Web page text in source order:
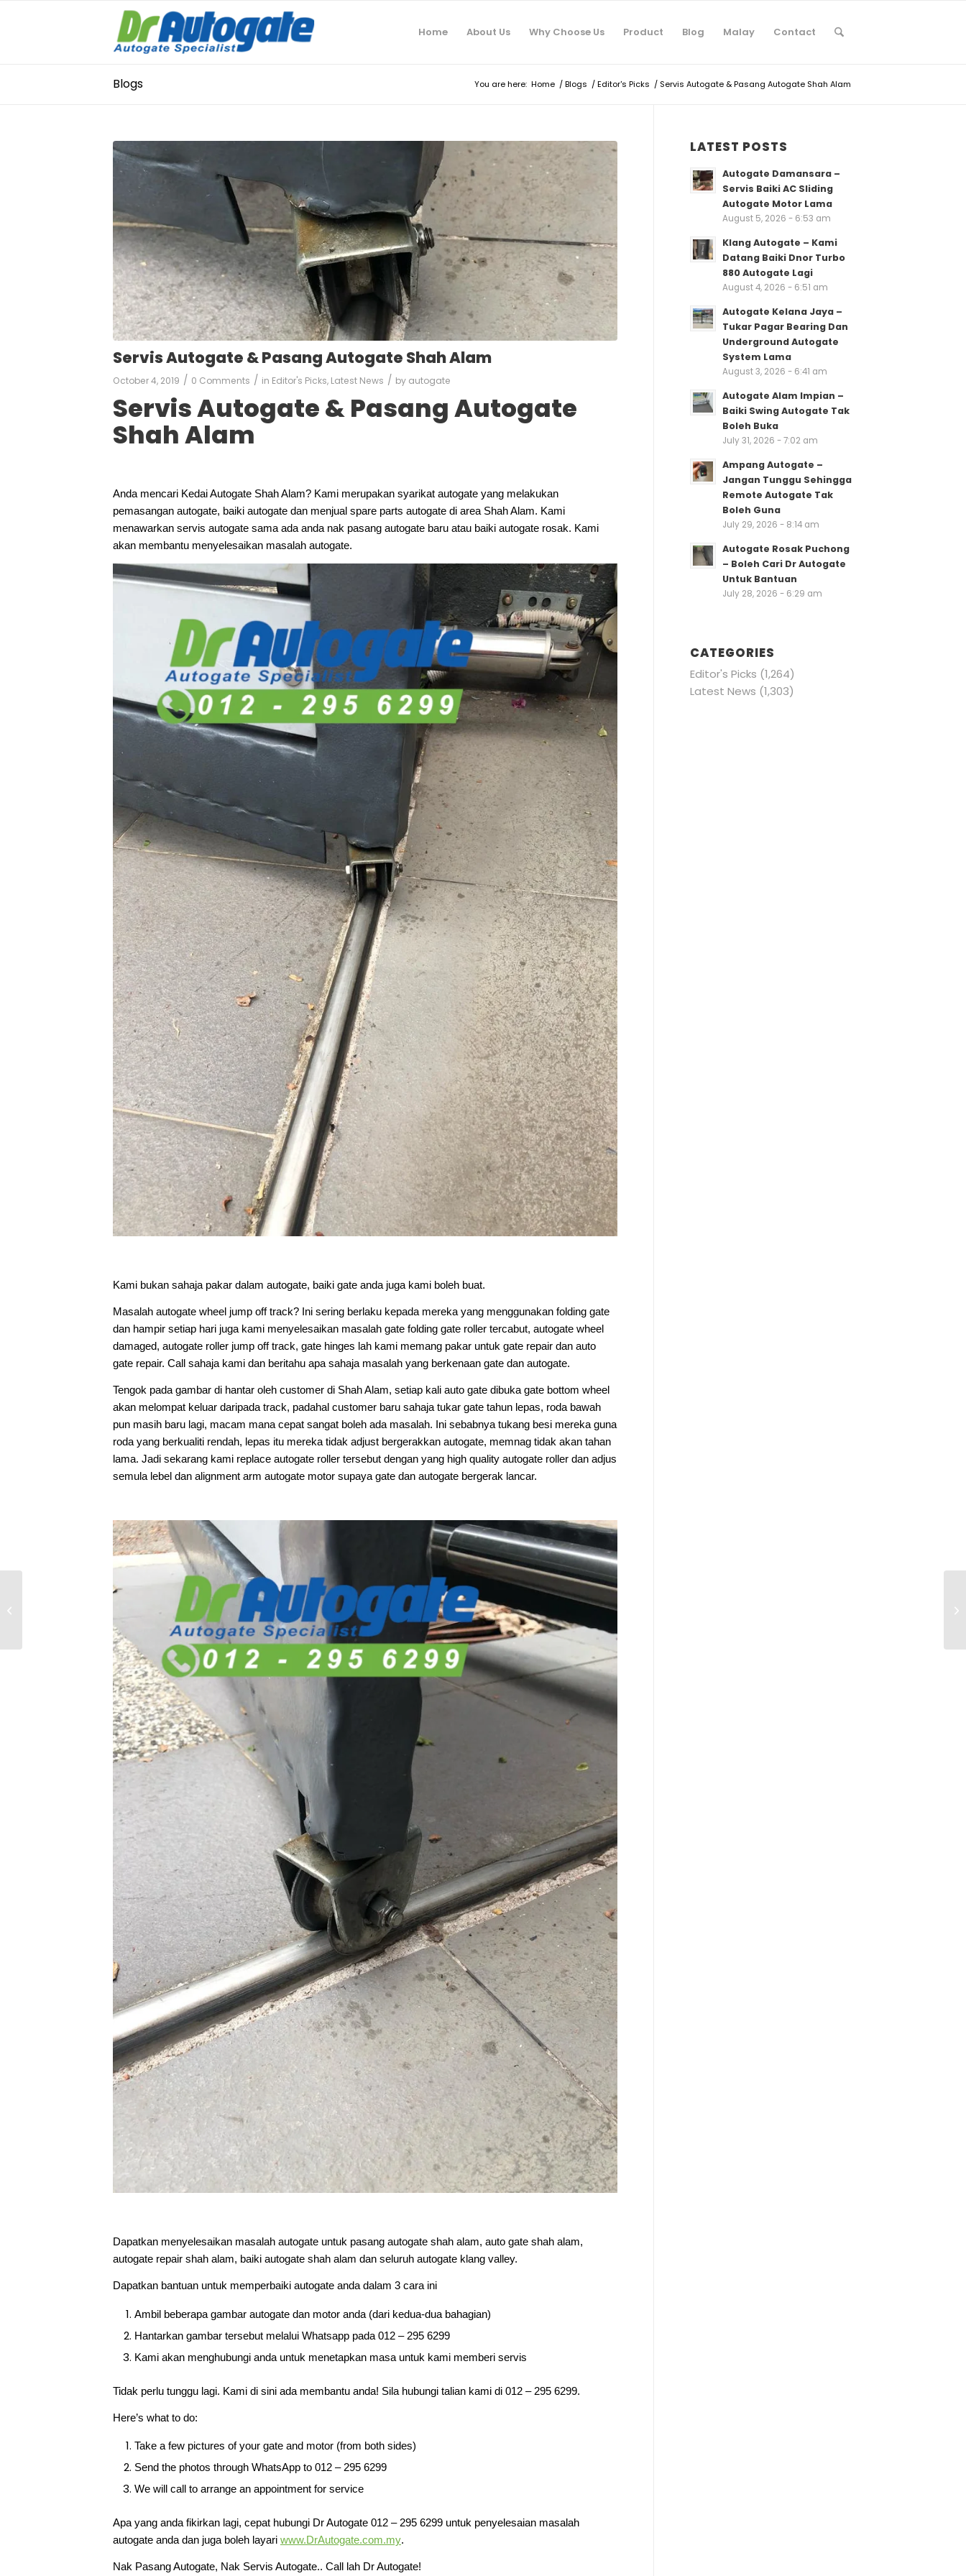
Home About Us Why Choose Us Product Blog Malay Contact
Blogs You are here: Home /Blogs /Editor's Picks / Servis Autogate & Pasang Autogate Shah Alam
Servis Autogate & Pasang Autogate Shah Alam
October 4, 2019 / 0 Comments / in Editor's Picks, Latest News / by autogate
Servis Autogate & Pasang Autogate
Shah Alam
Anda mencari Kedai Autogate Shah Alam? Kami merupakan syarikat autogate yang melakukan
pemasangan autogate, baiki autogate dan menjual spare parts autogate di area Shah Alam. Kami
menawarkan servis autogate sama ada anda nak pasang autogate baru atau baiki autogate rosak. Kami
akan membantu menyelesaikan masalah autogate.
Kami bukan sahaja pakar dalam autogate, baiki gate anda juga kami boleh buat.
Masalah autogate wheel jump off track? Ini sering berlaku kepada mereka yang menggunakan folding gate
dan hampir setiap hari juga kami menyelesaikan masalah gate folding gate roller tercabut, autogate wheel
damaged, autogate roller jump off track, gate hinges lah kami memang pakar untuk gate repair dan auto
gate repair. Call sahaja kami dan beritahu apa sahaja masalah yang berkenaan gate dan autogate.
Tengok pada gambar di hantar oleh customer di Shah Alam, setiap kali auto gate dibuka gate bottom wheel
akan melompat keluar daripada track, padahal customer baru sahaja tukar gate tahun lepas, roda bawah
pun masih baru lagi, macam mana cepat sangat boleh ada masalah. Ini sebabnya tukang besi mereka guna
roda yang berkualiti rendah, lepas itu mereka tidak adjust bergerakkan autogate, memnag tidak akan tahan
lama. Jadi sekarang kami replace autogate roller tersebut dengan yang high quality autogate roller dan adjus
semula lebel dan alignment arm autogate motor supaya gate dan autogate bergerak lancar.
Dapatkan menyelesaikan masalah autogate untuk pasang autogate shah alam, auto gate shah alam,
autogate repair shah alam, baiki autogate shah alam dan seluruh autogate klang valley.
Dapatkan bantuan untuk memperbaiki autogate anda dalam 3 cara ini
Ambil beberapa gambar autogate dan motor anda (dari kedua-dua bahagian)
Hantarkan gambar tersebut melalui Whatsapp pada 012 – 295 6299
Kami akan menghubungi anda untuk menetapkan masa untuk kami memberi servis
Tidak perlu tunggu lagi. Kami di sini ada membantu anda! Sila hubungi talian kami di 012 – 295 6299.
Here’s what to do:
Take a few pictures of your gate and motor (from both sides)
Send the photos through WhatsApp to 012 – 295 6299
We will call to arrange an appointment for service
Apa yang anda fikirkan lagi, cepat hubungi Dr Autogate 012 – 295 6299 untuk penyelesaian masalah
autogate anda dan juga boleh layari www.DrAutogate.com.my.
Nak Pasang Autogate, Nak Servis Autogate.. Call lah Dr Autogate!
LATEST POSTS
Autogate Damansara –
Servis Baiki AC Sliding
Autogate Motor Lama
August 5, 2026 - 6:53 am
Klang Autogate – Kami
Datang Baiki Dnor Turbo
880 Autogate Lagi
August 4, 2026 - 6:51 am
Autogate Kelana Jaya –
Tukar Pagar Bearing Dan
Underground Autogate
System Lama
August 3, 2026 - 6:41 am
Autogate Alam Impian –
Baiki Swing Autogate Tak
Boleh Buka
July 31, 2026 - 7:02 am
Ampang Autogate –
Jangan Tunggu Sehingga
Remote Autogate Tak
Boleh Guna
July 29, 2026 - 8:14 am
Autogate Rosak Puchong
– Boleh Cari Dr Autogate
Untuk Bantuan
July 28, 2026 - 6:29 am
CATEGORIES
Editor's Picks (1,264)
Latest News (1,303)
Jangan Berterusan